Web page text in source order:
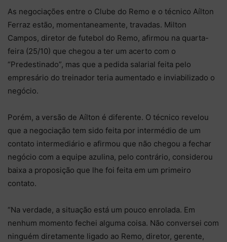
As negociações entre o Clube do Remo e o técnico Aílton
Ferraz estão, momentaneamente, travadas. Milton
Campos, diretor de futebol do Remo, afirmou na quarta-
feira (25/10) que chegou a ter um acerto com o
“Predestinado”, mas que a pedida salarial feita pelo
empresário do treinador teria aumentado e inviabilizado o
negócio.
Porém, a versão de Aílton é diferente. O técnico revelou
que a negociação tem sido feita por intermédio de um
contato intermediário e afirmou que não chegou a fechar
negócio com a equipe azulina, pelo contrário, considerou
baixa a proposição que lhe foi feita em um primeiro
contato.
“Na verdade, a situação está um pouco enrolada. Em
nenhum momento fechei alguma coisa. Não conversei com
ninguém diretamente ligado ao Remo, diretor, gerente,